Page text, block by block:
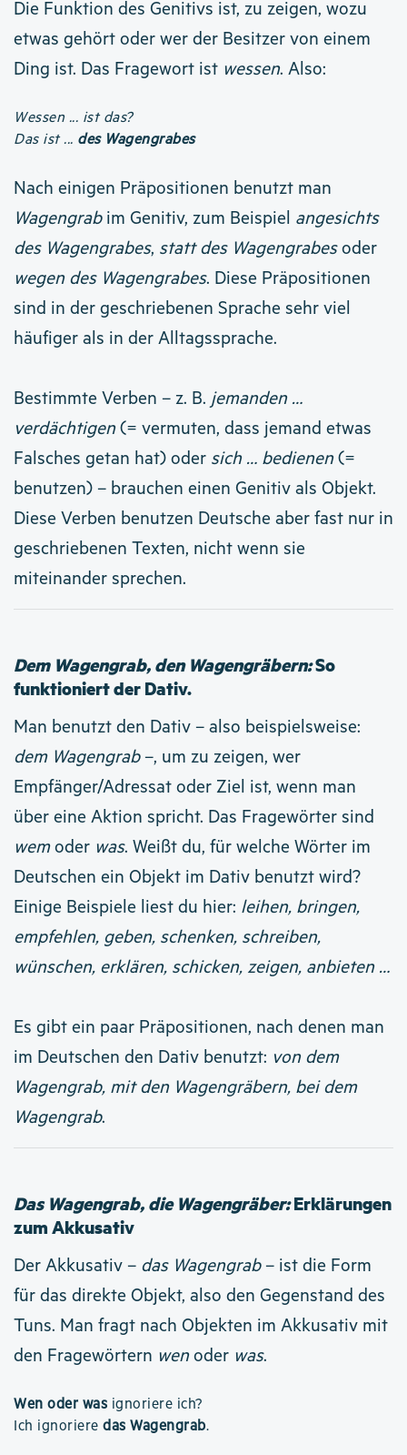
Die Funktion des Genitivs ist, zu zeigen, wozu
etwas gehört oder wer der Besitzer von einem
Ding ist. Das Fragewort ist wessen. Also:
Wessen ... ist das?
Das ist ... des Wagengrabes
Nach einigen Präpositionen benutzt man
Wagengrabim Genitiv, zum Beispiel angesichts
des Wagengrabes, statt des Wagengrabesoder
wegen des Wagengrabes. Diese Präpositionen
sind in der geschriebenen Sprache sehr viel
häufiger als in der Alltagssprache.
Bestimmte Verben – z. B. jemanden …
verdächtigen(= vermuten, dass jemand etwas
Falsches getan hat) oder sich … bedienen(=
benutzen) – brauchen einen Genitiv als Objekt.
Diese Verben benutzen Deutsche aber fast nur in
geschriebenen Texten, nicht wenn sie
miteinander sprechen.
Dem Wagengrab, den Wagengräbern:So
funktioniert der Dativ.
Man benutzt den Dativ – also beispielsweise:
dem Wagengrab–, um zu zeigen, wer
Empfänger/Adressat oder Ziel ist, wenn man
über eine Aktion spricht. Das Fragewörter sind
wemoder was. Weißt du, für welche Wörter im
Deutschen ein Objekt im Dativ benutzt wird?
Einige Beispiele liest du hier: leihen, bringen,
empfehlen, geben, schenken, schreiben,
wünschen, erklären, schicken, zeigen, anbieten …
Es gibt ein paar Präpositionen, nach denen man
im Deutschen den Dativ benutzt: von dem
Wagengrab, mit den Wagengräbern, bei dem
Wagengrab.
Das Wagengrab, die Wagengräber:Erklärungen
zum Akkusativ
Der Akkusativ – das Wagengrab– ist die Form
für das direkte Objekt, also den Gegenstand des
Tuns. Man fragt nach Objekten im Akkusativ mit
den Fragewörtern wenoder was.
Wen oder was ignoriere ich?
Ich ignoriere das Wagengrab.